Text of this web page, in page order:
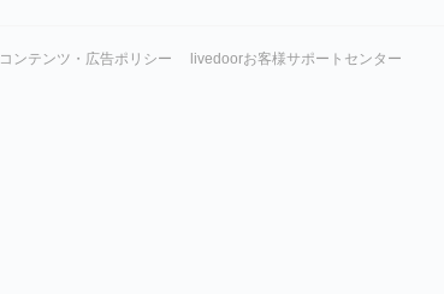
コンテンツ・広告ポリシー livedoorお客様サポートセンター